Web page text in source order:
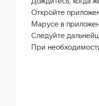
Откройте
Марусе в
Следуйте
При